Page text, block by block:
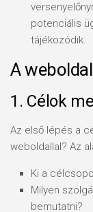
potenciális
tájékozódik.
A
1. Célok
Az első lépés a
weboldallal? Az
Ki a
Milyen
bemutatni?